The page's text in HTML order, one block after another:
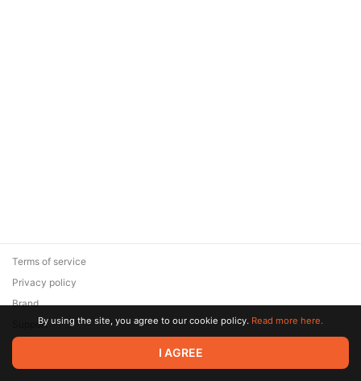
© 2026 Zaya Solutions Limited. All rights reserved. All trademarks
are the property of their respective owners.
Terms of service
Privacy policy
Brand
SupportBy using the site, you agree to our cookie policy. Read more here.
I AGREE